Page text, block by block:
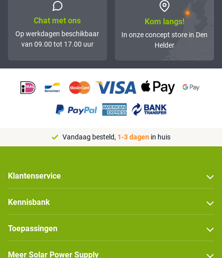
Chat met ons
Op werkdagen beschikbaar
van 09.00 tot 17.00 uur
Kom langs!
In onze concept store in Den
Helder
Vandaag besteld, 1-3 dagen in huis
Klantenservice
Kennisbank
Toepassingen
Meer Solar Power Supply